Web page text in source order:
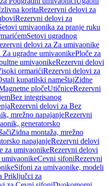
koritaRezervni delovi za
Rezervni delovi za
umivaonika za pranje ruku
Setovi ugradnog
delovi za Za umivaonike
ugradne umivaonikePloče za
umivaonikeRezervni delovi
ormarićiRezervni delovi za
kupatilski nameštajZidne
pločeUtičniceRezervni
Bez integrisanog
Rezervni delovi za Bez
mrežno napajanjeRezervni
generatorsko
Zidna montaža, mrežno
napajanjeRezervni delovi
za umivaonikeRezervni delovi
umivaonikeCevni sifoniRezervni
Sifoni za umivaonike, modeli
Priključci za